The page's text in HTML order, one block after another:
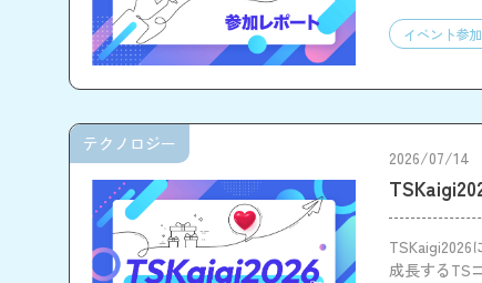
イベント参
2026/07/14
成長するTS
テクノロジー